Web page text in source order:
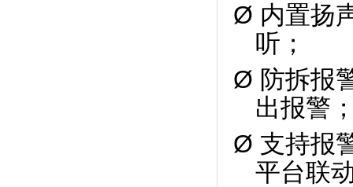
Ø 内置扬
听；
Ø 防拆报
出报警
Ø 支持报
平台联